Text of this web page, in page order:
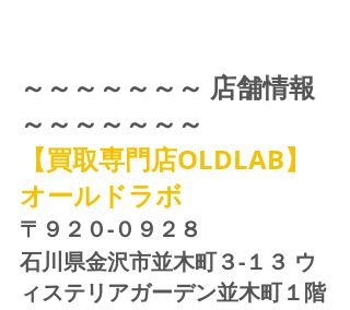
～～～～～～～ 店舗情報
～～～～～～～
【買取専門店OLDLAB】
オールドラボ
〒９２０-０９２８
石川県金沢市並木町３-１３ ウ
ィステリアガーデン並木町１階